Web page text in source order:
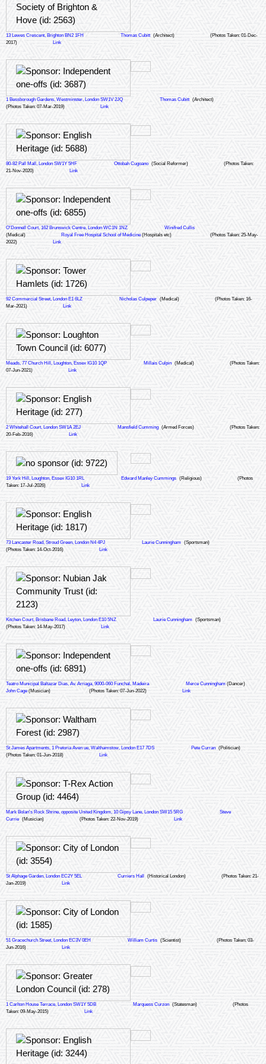
13 Lewes Crescent, Brighton BN2 1FH Thomas Cubitt (Architect)
(Photos Taken: 01-Dec-
2017)
Link
1 Bessborough Gardens, Westminster, London SW1V 2JQ Thomas Cubitt (Architect)
(Photos Taken: 07-Mar-2019)
Link
80-82 Pall Mall, London SW1Y 5HF Ottobah Cugoano (Social Reformer)
(Photos Taken:
21-Nov-2020)
Link
O'Donnell Court, 162 Brunswick Centre, London WC1N 1NZ
Winifred Cullis
(Medical)
Royal Free Hospital School of Medicine (Hospitals etc)
(Photos Taken: 25-May-
2022)
Link
92 Commercial Street, London E1 6LZ Nicholas Culpeper (Medical)
(Photos Taken: 16-
Mar-2021)
Link
Meads, 77 Church Hill, Loughton, Essex IG10 1QP Millais Culpin (Medical)
(Photos Taken:
07-Jun-2021)
Link
2 Whitehall Court, London SW1A 2EJ Mansfield Cumming (Armed Forces)
(Photos Taken:
20-Feb-2016)
Link
19 York Hill, Loughton, Essex IG10 1RL Edward Manley Cummings (Religious)
(Photos
Taken: 17-Jul-2026)
Link
73 Lancaster Road, Stroud Green, London N4 4PJ Laurie Cunningham (Sportsman)
(Photos Taken: 14-Oct-2016)
Link
Kitchen Court, Brisbane Road, Leyton, London E10 5NZ Laurie Cunningham (Sportsman)
(Photos Taken: 14-May-2017)
Link
Teatro Municipal Baltazar Dias, Av. Arriaga, 9000-060 Funchal, Madeira Merce Cunningham (Dancer)
John Cage (Musician) (Photos Taken: 07-Jun-2022) Link
St James Apartments, 1 Pretoria Aven ue, Walthamstow, London E17 7DS Pete Curran (Politician)
(Photos Taken: 01-Jun-2018)
Link
Mark Bolan's Rock Shrine, opposite United Kingdom, 10 Gipsy Lane, London SW15 5RG
Steve
Currie (Musician) (Photos Taken: 22-Nov-2019) Link
St Alphage Garden, London EC2Y 5EL Curriers Hall (Historical London)
(Photos Taken: 21-
Jan-2019)
Link
51 Gracechurch Street, London EC3V 0EH William Curtis (Scientist)
(Photos Taken: 03-
Jun-2016)
Link
1 Carlton House Terrace, London SW1Y 5DB Marquess Curzon (Statesman)
(Photos
Taken: 09-May-2015)
Link